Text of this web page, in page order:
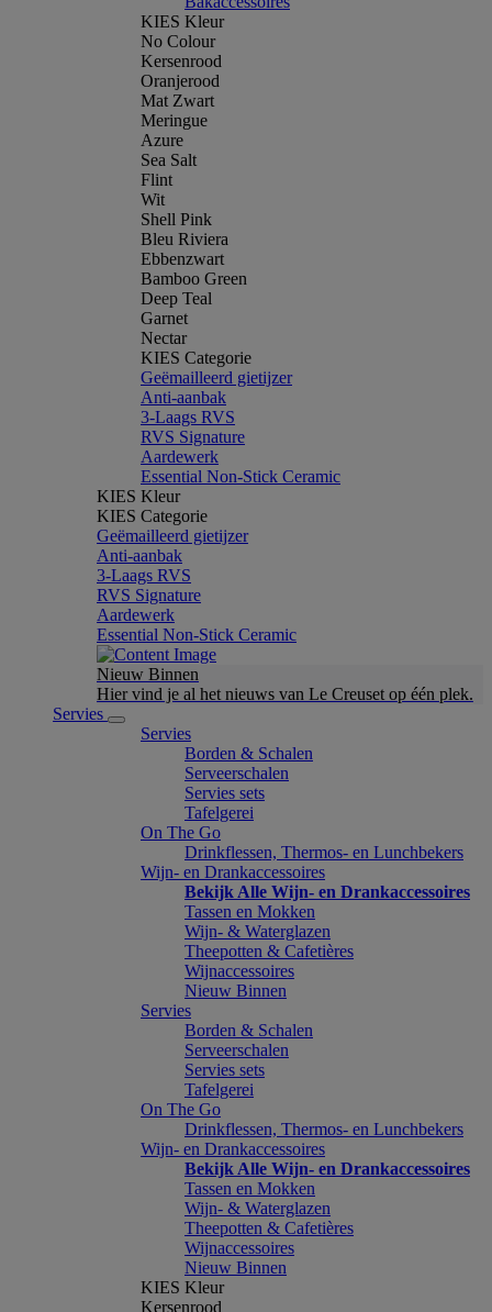
KIES Kleur
No Colour
Kersenrood
Oranjerood
Mat Zwart
Meringue
Azure
Sea Salt
Flint
Wit
Shell Pink
Bleu Riviera
Ebbenzwart
Bamboo Green
Deep Teal
Garnet
Nectar
KIES Categorie
Geëmailleerd gietijzer
Anti-aanbak
3-Laags RVS
RVS Signature
Aardewerk
Essential Non-Stick Ceramic
KIES Kleur
KIES Categorie
Geëmailleerd gietijzer
Anti-aanbak
3-Laags RVS
RVS Signature
Aardewerk
Essential Non-Stick Ceramic
Nieuw Binnen
Hier vind je al het nieuws van Le Creuset op één plek.
Servies
Servies
Borden & Schalen
Serveerschalen
Servies sets
Tafelgerei
On The Go
Drinkflessen, Thermos- en Lunchbekers
Wijn- en Drankaccessoires
Bekijk Alle Wijn- en Drankaccessoires
Tassen en Mokken
Wijn- & Waterglazen
Theepotten & Cafetières
Wijnaccessoires
Nieuw Binnen
Servies
Borden & Schalen
Serveerschalen
Servies sets
Tafelgerei
On The Go
Drinkflessen, Thermos- en Lunchbekers
Wijn- en Drankaccessoires
Bekijk Alle Wijn- en Drankaccessoires
Tassen en Mokken
Wijn- & Waterglazen
Theepotten & Cafetières
Wijnaccessoires
Nieuw Binnen
KIES Kleur
Kersenrood